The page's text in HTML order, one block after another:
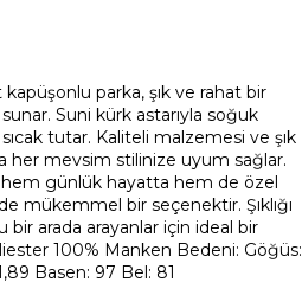
parka, şık ve rahat bir
Suni kürk astarıyla soğuk
tutar. Kaliteli malzemesi ve şık
her mevsim stilinize uyum sağlar.
hem günlük hayatta hem de özel
mükemmel bir seçenektir. Şıklığı
bir arada arayanlar için ideal bir
100% Manken Bedeni: Göğüs:
Basen: 97 Bel: 81